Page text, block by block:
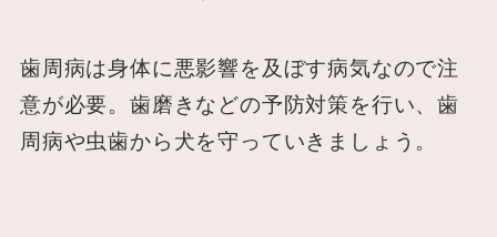
歯周病は身体に悪影響を及ぼす病気なので注
意が必要。歯磨きなどの予防対策を行い、歯
周病や虫歯から犬を守っていきましょう。